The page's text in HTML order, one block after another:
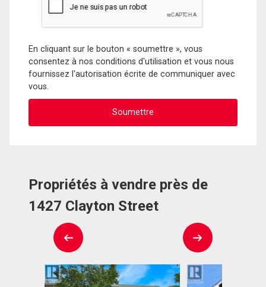
En cliquant sur le bouton « soumettre », vous
consentez à nos conditions d'utilisation et vous nous
fournissez l'autorisation écrite de communiquer avec
vous.
Propriétés à vendre près de
1427 Clayton Street